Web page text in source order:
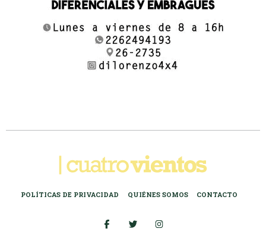
POLÍTICAS DE PRIVACIDAD QUIÉNES SOMOS CONTACTO